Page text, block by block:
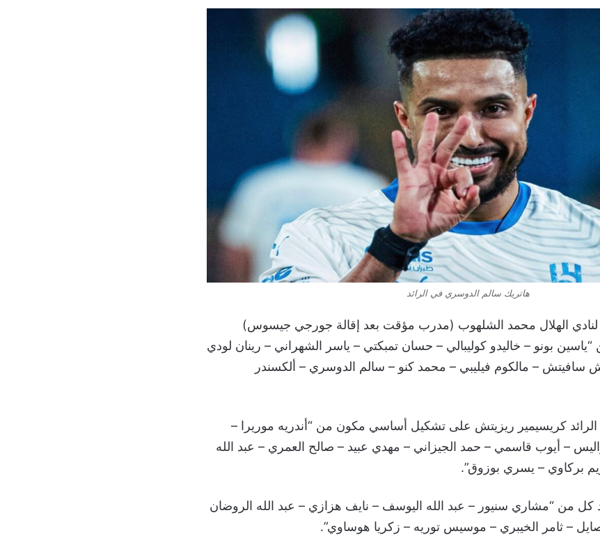
هاتريك سالم الدوسري في الرائد
لنادي الهلال محمد الشلهوب (مدرب مؤقت بعد إقالة جورجي جيسوس)
بونو – خاليدو كوليبالي – حسان تمبكتي – ياسر الشهراني – رينان لودي
سافيتش – مالكوم فيليبي – محمد كنو – سالم الدوسري – ألكسندر
الرائد كريسيمير ريزيتش على تشكيل أساسي مكون من “أندريه موريرا –
– أيوب قاسمي – حمد الجيزاني – مهدي عبيد – صالح العمري – عبد الله
بركاوي – يسري بوزوق”.
كل من “مشاري سنيور – عبد الله اليوسف – نايف هزازي – عبد الله الروضان
– ثامر الخيبري – موسيس توريه – زكريا هوساوي”.